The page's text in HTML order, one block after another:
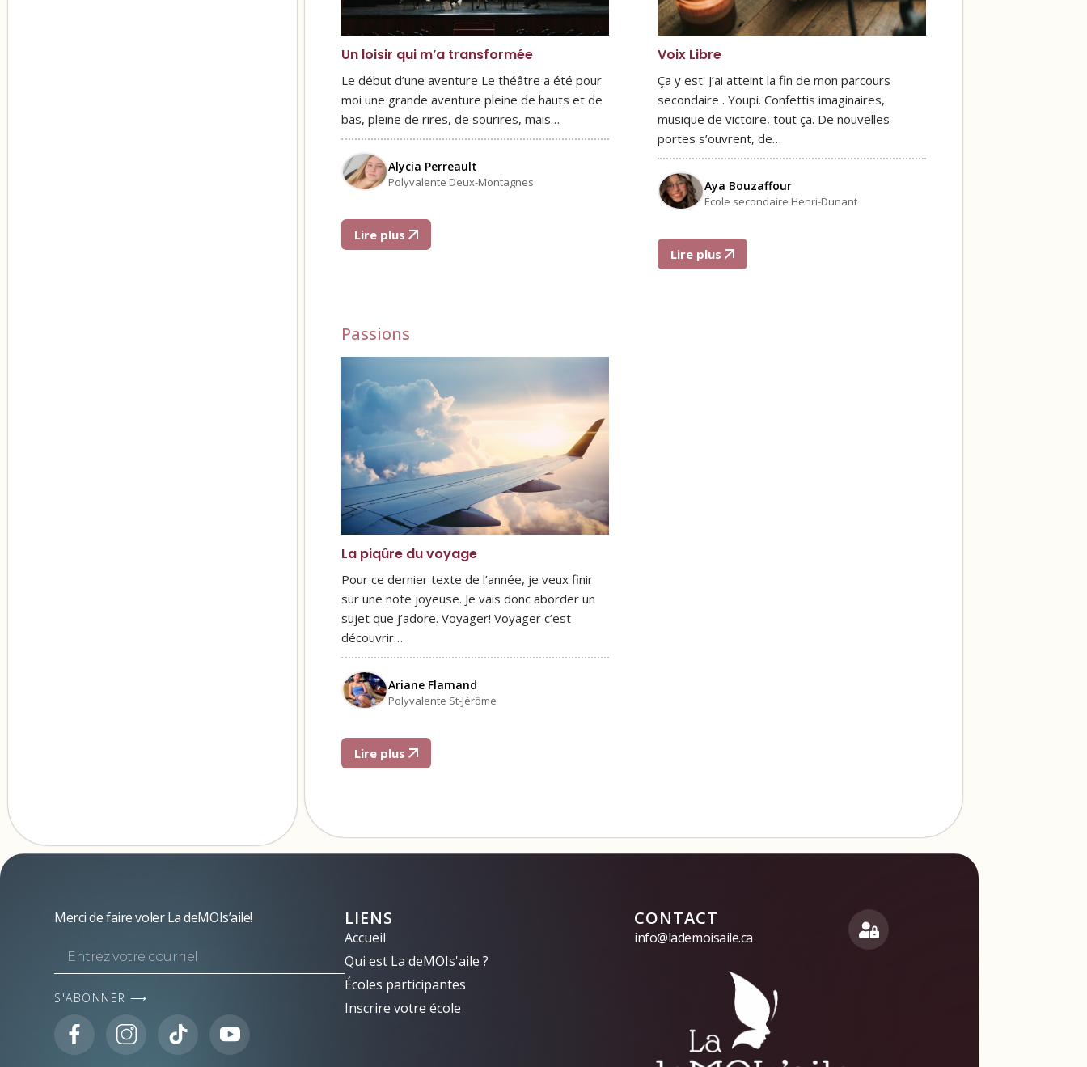
Un loisir qui m’a transformée
Le début d’une aventure Le théâtre a été pour
moi une grande aventure pleine de hauts et de
bas, pleine de rires, de sourires, mais…
Alycia Perreault
Polyvalente Deux-Montagnes
Lire plus
Voix Libre
Ça y est. J’ai atteint la fin de mon parcours
secondaire . Youpi. Confettis imaginaires,
musique de victoire, tout ça. De nouvelles
portes s’ouvrent, de…
Aya Bouzaffour
École secondaire Henri-Dunant
Lire plus
Passions
La piqûre du voyage
Pour ce dernier texte de l’année, je veux finir
sur une note joyeuse. Je vais donc aborder un
sujet que j’adore. Voyager! Voyager c’est
découvrir…
Ariane Flamand
Polyvalente St-Jérôme
Lire plus
Merci de faire voler La deMOIs’aile!
S'ABONNER ⟶
LIENS
Accueil
Qui est La deMOIs'aile ?
Écoles participantes
Inscrire votre école
CONTACT
info@lademoisaile.ca